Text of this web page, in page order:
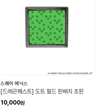
스퀘어 에닉스
[드래곤퀘스트] 도트 필드 핀배지 초원
10,000